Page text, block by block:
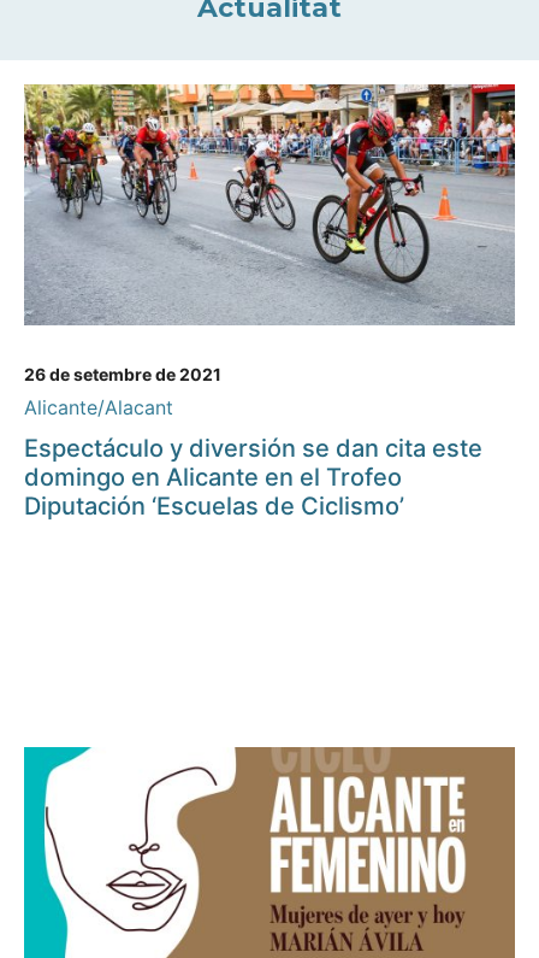
Actualitat
26 de setembre de 2021
Alicante/Alacant
Espectáculo y diversión se dan cita este
domingo en Alicante en el Trofeo
Diputación ‘Escuelas de Ciclismo’